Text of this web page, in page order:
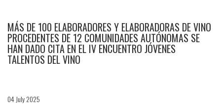
navigation
menu
MÁS DE 100 ELABORADORES Y ELABORADORAS DE VINO
PROCEDENTES DE 12 COMUNIDADES AUTÓNOMAS SE
HAN DADO CITA EN EL IV ENCUENTRO JÓVENES
TALENTOS DEL VINO
04 July 2025